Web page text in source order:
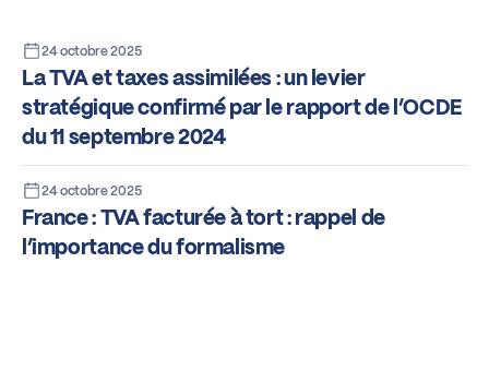
24 octobre 2025
La TVA et taxes assimilées : un levier
stratégique confirmé par le rapport de l’OCDE
du 11 septembre 2024
24 octobre 2025
France : TVA facturée à tort : rappel de
l’importance du formalisme